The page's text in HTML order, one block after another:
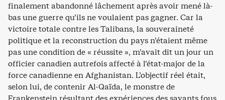
finalement abandonné lâchement après avoir mené là-
bas une guerre qu’ils ne voulaient pas gagner. Car la
victoire totale contre les Talibans, la souveraineté
politique et la reconstruction du pays n’étaient même
pas une condition de « réussite », m’avait dit un jour un
officier canadien autrefois affecté à l’état-major de la
force canadienne en Afghanistan. L’objectif réel était,
selon lui, de contenir Al-Qaïda, le monstre de